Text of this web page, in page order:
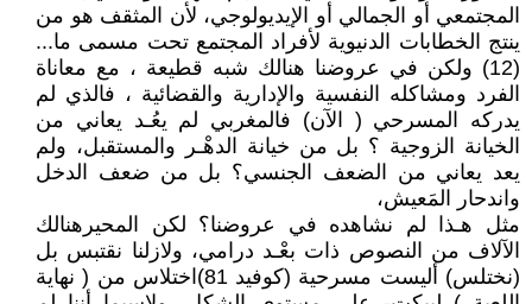
المجتمعي أو الجمالي أو الإيديولوجي، لأن المثقف هو من
ينتج الخطابات الدنيوية لأفراد المجتمع تحت مسمى ما...
(12) ولكن في عروضنا هنالك شبه قطيعة ، مع معاناة
الفرد ومشاكله النفسية والإدارية والقضائية ، فالذي لم
يدركه المسرحي ( الآن) فالمغربي لم يعُـد يعاني من
الخيانة الزوجية ؟ بل من خيانة الدهْـر والمستقبل، ولم
يعد يعاني من الضعف الجنسي؟ بل من ضعف الدخل
واندحار المَعيش،
مثل هـذا لم نشاهده في عروضنا؟ لكن المحيرهنالك
الآلاف من النصوص ذات بعْـد درامي، ولازلنا نقتبس بل
(نختلس) أليست مسرحية (كوفيد 81)اختلاس من ( نهاية